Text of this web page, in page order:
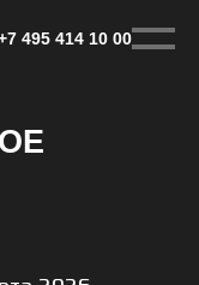
495 414 10 00